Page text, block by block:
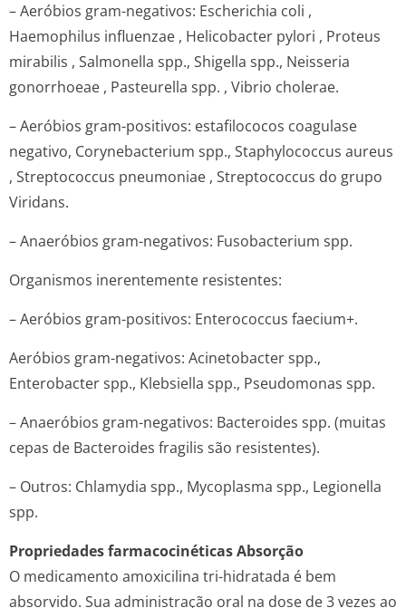
– Aeróbios gram-negativos: Escherichia coli ,
Haemophilus influenzae , Helicobacter pylori , Proteus
mirabilis , Salmonella spp., Shigella spp., Neisseria
gonorrhoeae , Pasteurella spp. , Vibrio cholerae.
– Aeróbios gram-positivos: estafilococos coagulase
negativo, Corynebacterium spp., Staphylococcus aureus
, Streptococcus pneumoniae , Streptococcus do grupo
Viridans.
– Anaeróbios gram-negativos: Fusobacterium spp.
Organismos inerentemente resistentes:
– Aeróbios gram-positivos: Enterococcus faecium+.
Aeróbios gram-negativos: Acinetobacter spp.,
Enterobacter spp., Klebsiella spp., Pseudomonas spp.
– Anaeróbios gram-negativos: Bacteroides spp. (muitas
cepas de Bacteroides fragilis são resistentes).
– Outros: Chlamydia spp., Mycoplasma spp., Legionella
spp.
Propriedades farmacocinéticasAbsorção
O medicamento amoxicilina tri-hidratada é bem
absorvido. Sua administração oral na dose de 3 vezes ao